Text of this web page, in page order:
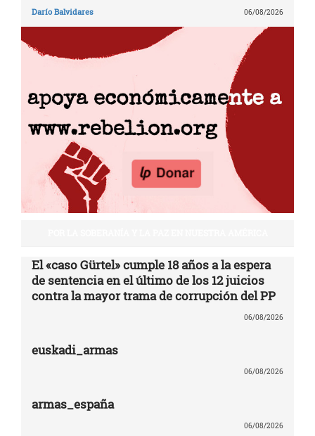
Darío Balvidares 06/08/2026
El «caso Gürtel» cumple 18 años a la espera
de sentencia en el último de los 12 juicios
contra la mayor trama de corrupción del PP
06/08/2026
euskadi_armas
06/08/2026
armas_españa
06/08/2026